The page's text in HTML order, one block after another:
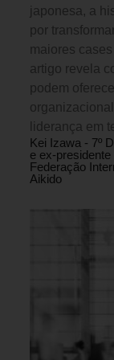
japonesa, a
por
maiores
artigo revela
podem
liderança em
Kei Izawa - 7º
e ex-presidente
Federação
Aikido